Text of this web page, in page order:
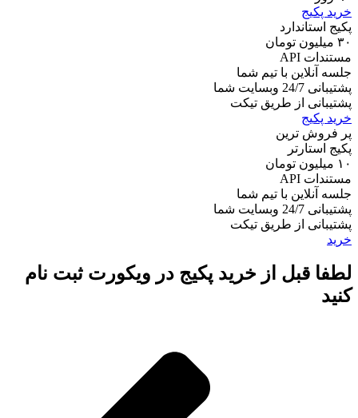
خرید پکیج
پکیج استاندارد
۳۰ میلیون تومان
مستندات API
جلسه آنلاین با تیم شما
پشتیبانی 24/7 وبسایت شما
پشتیبانی از طریق تیکت
خرید پکیج
پر فروش ترین
پکیج استارتر
۱۰ میلیون تومان
مستندات API
جلسه آنلاین با تیم شما
پشتیبانی 24/7 وبسایت شما
پشتیبانی از طریق تیکت
خرید
لطفا قبل از خرید پکیج در ویکورت ثبت نام
کنید